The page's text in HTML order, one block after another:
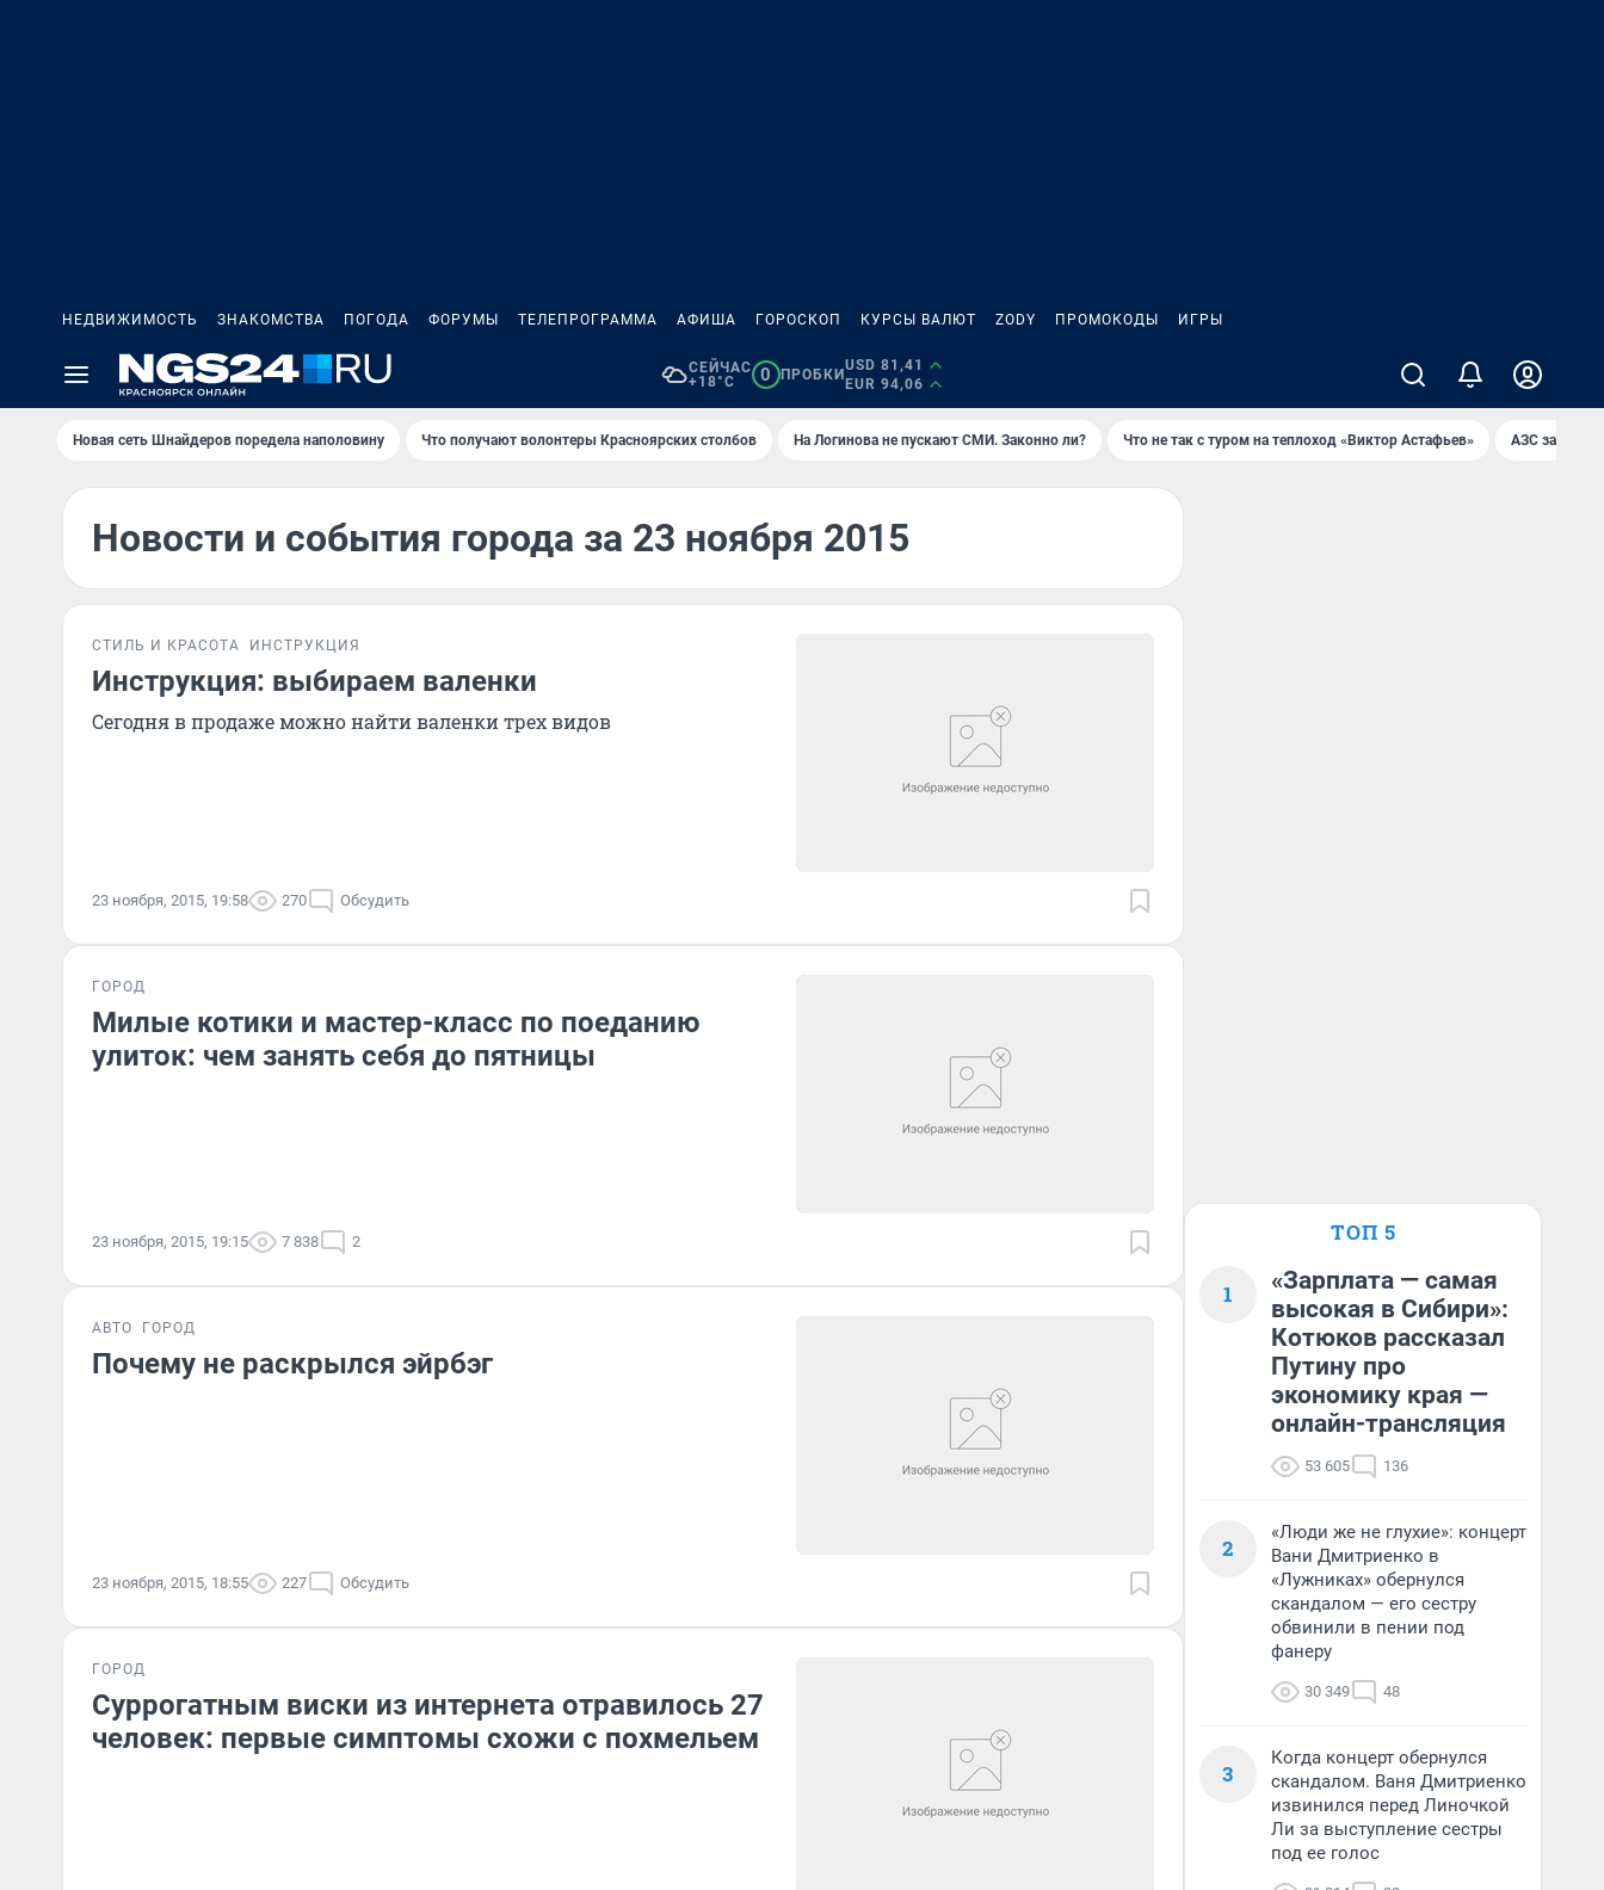
НЕДВИЖИМОСТЬ ЗНАКОМСТВА ПОГОДА ФОРУМЫ ТЕЛЕПРОГРАММА АФИША ГОРОСКОП КУРСЫ ВАЛЮТ ZODY ПРОМОКОДЫ ИГРЫ
СЕЙЧАС
+18°C
0 ПРОБКИ
USD 81,41
EUR 94,06
Новая сеть Шнайдеров поредела наполовину Что получают волонтеры Красноярских столбов На Логинова не пускают СМИ. Законно ли? Что не так с туром на теплоход «Виктор Астафьев» AЗС
Новости и события города за 23 ноября 2015
СТИЛЬ И КРАСОТА ИНСТРУКЦИЯ
Инструкция: выбираем валенки
Сегодня в продаже можно найти валенки трех видов
23 ноября, 2015, 19:58 270 Обсудить
ГОРОД
Милые котики и мастер-класс по поеданию
улиток: чем занять себя до пятницы
23 ноября, 2015, 19:15 7 838 2
АВТО ГОРОД
Почему не раскрылся эйрбэг
23 ноября, 2015, 18:55 227 Обсудить
ГОРОД
Суррогатным виски из интернета отравилось 27
человек: первые симптомы схожи с похмельем
ТОП 5
1
«Зарплата — самая
высокая в Сибири»:
Котюков рассказал
Путину про
экономику края —
онлайн-трансляция
53 605 136
2
«Люди же не глухие»: концерт
Вани Дмитриенко в
«Лужниках» обернулся
скандалом — его сестру
обвинили в пении под
фанеру
30 349 48
3
Когда концерт обернулся
скандалом. Ваня Дмитриенко
извинился перед Линочкой
Ли за выступление сестры
под ее голос